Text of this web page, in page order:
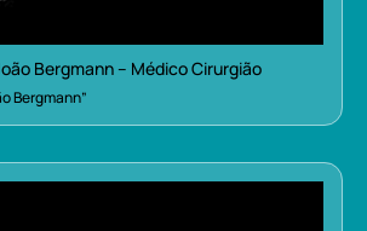
Bergmann – Médico Cirurgião
Bergmann”